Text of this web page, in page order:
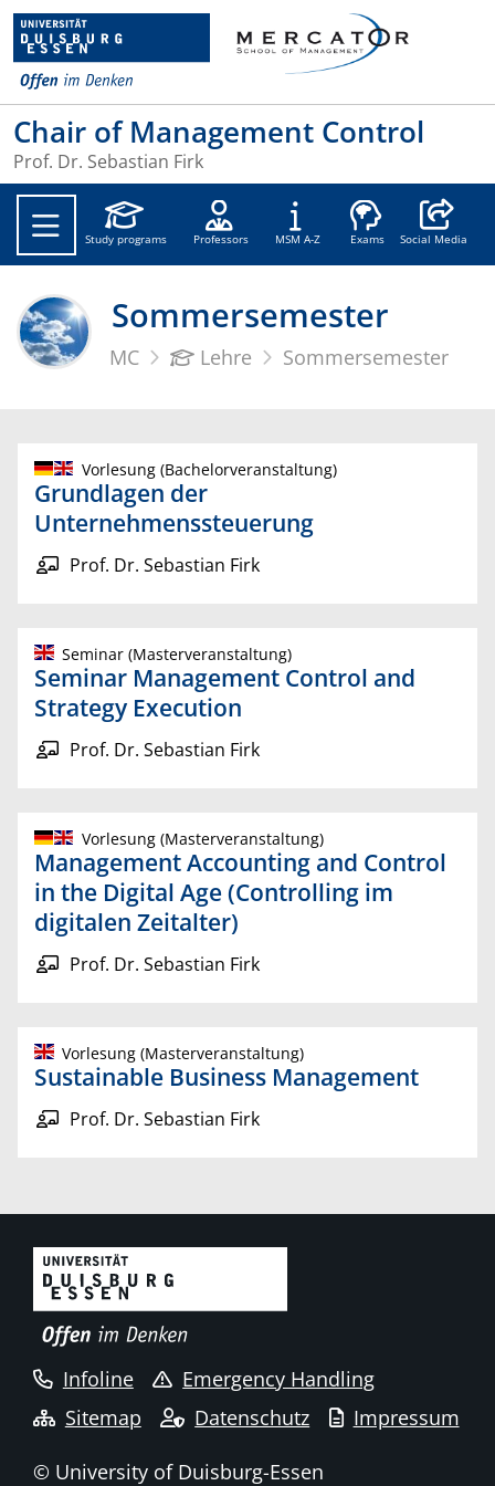
Chair of Management Control
Prof. Dr. Sebastian Firk
Study programs Professors MSM A-Z Exams
Social
Social Media
Sommersemester
MC Lehre Sommersemester
Vorlesung (Bachelorveranstaltung)
Grundlagen der
Unternehmenssteuerung
Prof. Dr. Sebastian Firk
Seminar (Masterveranstaltung)
Seminar Management Control and
Strategy Execution
Prof. Dr. Sebastian Firk
Vorlesung (Masterveranstaltung)
Management Accounting and Control
in the Digital Age (Controlling im
digitalen Zeitalter)
Prof. Dr. Sebastian Firk
Vorlesung (Masterveranstaltung)
Sustainable Business Management
Prof. Dr. Sebastian Firk
Infoline
Emergency Handling
Sitemap
Datenschutz Impressum
© University of Duisburg-Essen